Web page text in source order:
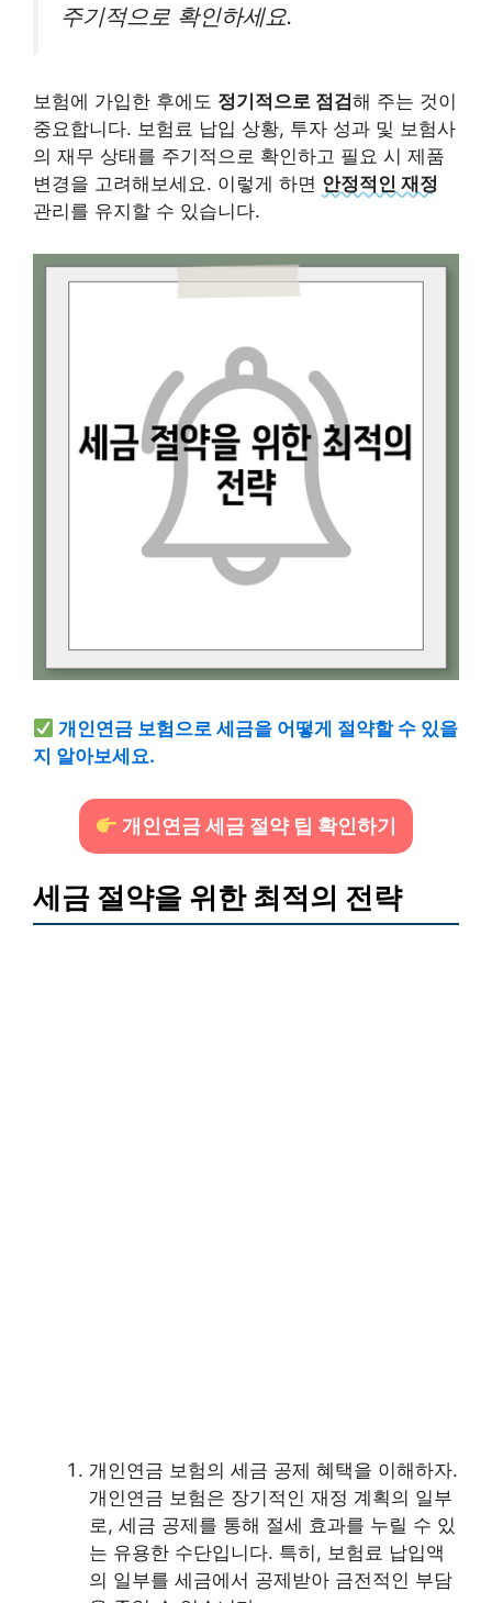
주기적으로 확인하세요.
보험에 가입한 후에도 정기적으로 점검해 주는 것이
중요합니다. 보험료 납입 상황, 투자 성과 및 보험사
의 재무 상태를 주기적으로 확인하고 필요 시 제품
변경을 고려해보세요. 이렇게 하면 안정적인 재정
관리를 유지할 수 있습니다.
개인연금 보험으로 세금을 어떻게 절약할 수 있을
지 알아보세요.
개인연금 세금 절약 팁 확인하기
세금 절약을 위한 최적의 전략
개인연금 보험의 세금 공제 혜택을 이해하자.
개인연금 보험은 장기적인 재정 계획의 일부
로, 세금 공제를 통해 절세 효과를 누릴 수 있
는 유용한 수단입니다. 특히, 보험료 납입액
의 일부를 세금에서 공제받아 금전적인 부담